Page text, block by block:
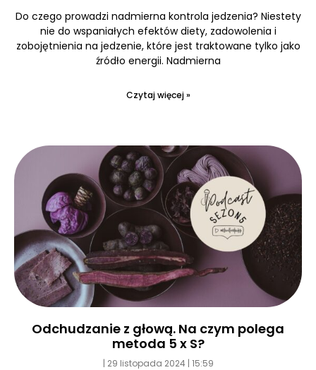
Do czego prowadzi nadmierna kontrola jedzenia? Niestety
nie do wspaniałych efektów diety, zadowolenia i
zobojętnienia na jedzenie, które jest traktowane tylko jako
źródło energii. Nadmierna
Czytaj więcej »
Odchudzanie z głową. Na czym polega
metoda 5 x S?
29 listopada 2024 15:59